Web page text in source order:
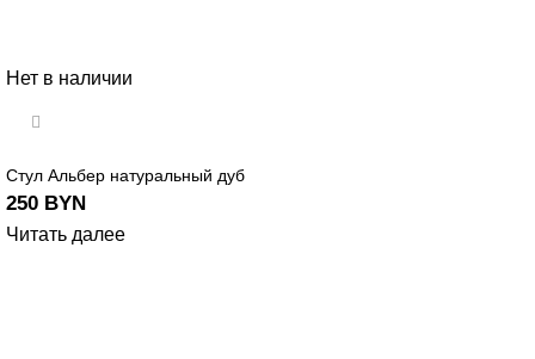
Нет в наличии
Стул Альбер натуральный дуб
250 BYN
Читать далее